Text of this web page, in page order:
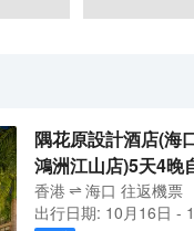
隅花原設計酒店(海
鴻洲江山店)5天4晚
香港 海口 往返機票
出行日期: 10月16日 -